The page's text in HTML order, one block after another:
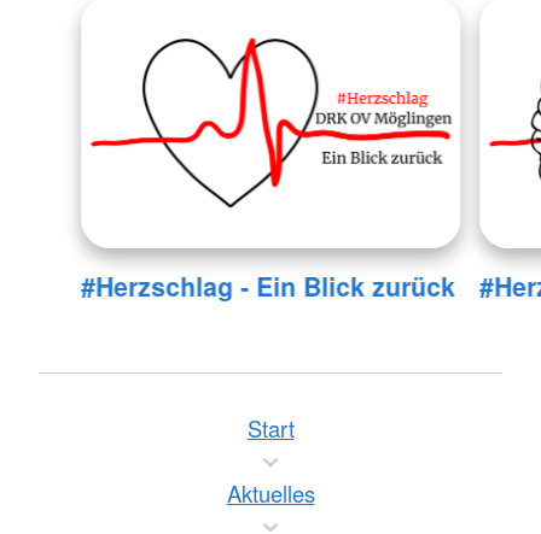
#Herzschlag - Ein Blick zurück
Start
Aktuelles